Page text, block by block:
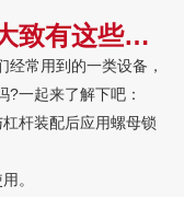
切割绳锯的使用注意事项大致有这些，你记住了吗？
经常用到的一类设备，
一起来了解下吧：
杆装配后应用螺母锁
。